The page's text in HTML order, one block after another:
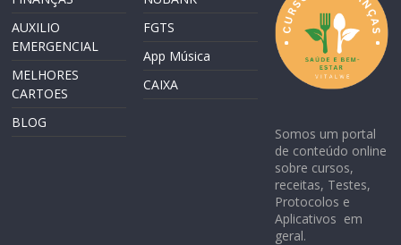
AUXILIO
EMERGENCIAL
MELHORES
CARTOES
BLOG
FGTS
App Música
CAIXA
Somos um portal
de conteúdo online
sobre cursos,
receitas, Testes,
Protocolos e
Aplicativos em
geral.